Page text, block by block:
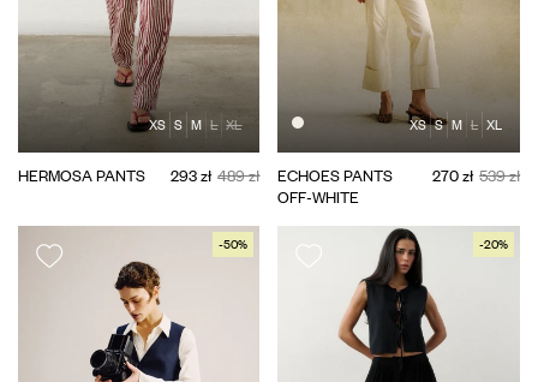
XS S M L XL
HERMOSA PANTS 293 zł 489 zł
XS S M L XL
ECHOES PANTS
OFF-WHITE
270 zł 539 zł
-50% -20%